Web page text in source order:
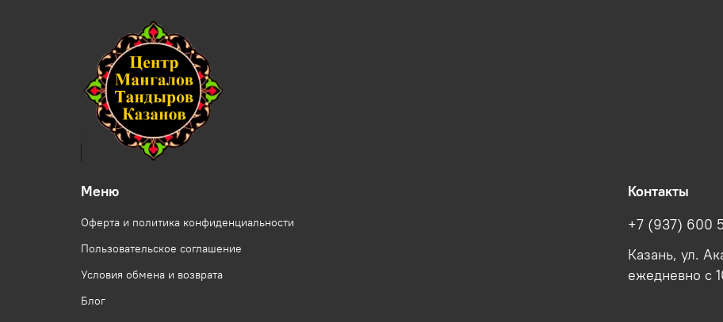
Меню
Оферта и политика конфиденциальности
Пользовательское соглашение
Условия обмена и возврата
Блог
Контакты
+7 (937) 600
Казань, ул.
ежедневно с